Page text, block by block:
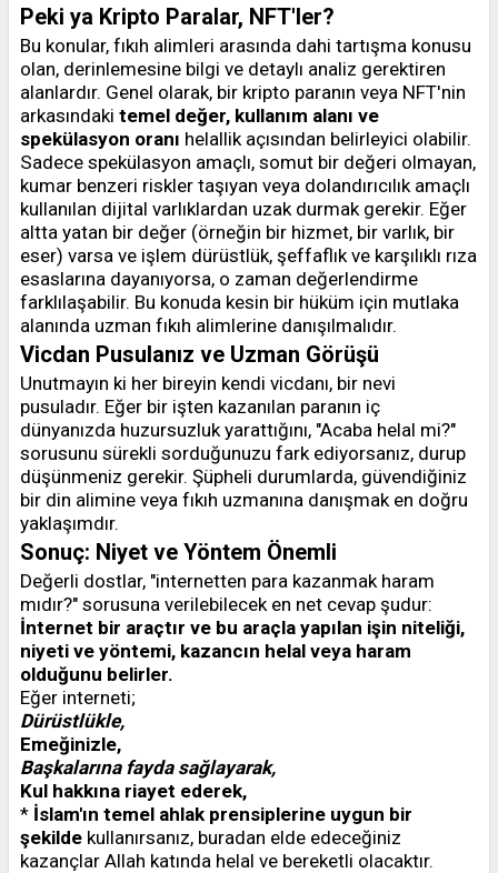
Peki ya Kripto Paralar, NFT'ler?
Bu konular, fıkıh alimleri arasında dahi tartışma konusu
olan, derinlemesine bilgi ve detaylı analiz gerektiren
alanlardır. Genel olarak, bir kripto paranın veya NFT'nin
arkasındaki temel değer, kullanım alanı ve
spekülasyon oranı helallik açısından belirleyici olabilir.
Sadece spekülasyon amaçlı, somut bir değeri olmayan,
kumar benzeri riskler taşıyan veya dolandırıcılık amaçlı
kullanılan dijital varlıklardan uzak durmak gerekir. Eğer
altta yatan bir değer (örneğin bir hizmet, bir varlık, bir
eser) varsa ve işlem dürüstlük, şeffaflık ve karşılıklı rıza
esaslarına dayanıyorsa, o zaman değerlendirme
farklılaşabilir. Bu konuda kesin bir hüküm için mutlaka
alanında uzman fıkıh alimlerine danışılmalıdır.
Vicdan Pusulanız ve Uzman Görüşü
Unutmayın ki her bireyin kendi vicdanı, bir nevi
pusuladır. Eğer bir işten kazanılan paranın iç
dünyanızda huzursuzluk yarattığını, "Acaba helal mi?"
sorusunu sürekli sorduğunuzu fark ediyorsanız, durup
düşünmeniz gerekir. Şüpheli durumlarda, güvendiğiniz
bir din alimine veya fıkıh uzmanına danışmak en doğru
yaklaşımdır.
Sonuç: Niyet ve Yöntem Önemli
Değerli dostlar, "internetten para kazanmak haram
mıdır?" sorusuna verilebilecek en net cevap şudur:
İnternet bir araçtır ve bu araçla yapılan işin niteliği,
niyeti ve yöntemi, kazancın helal veya haram
olduğunu belirler.
Eğer interneti;
Dürüstlükle,
Emeğinizle,
Başkalarına fayda sağlayarak,
Kul hakkına riayet ederek,
* İslam'ın temel ahlak prensiplerine uygun bir
şekilde kullanırsanız, buradan elde edeceğiniz
kazançlar Allah katında helal ve bereketli olacaktır.